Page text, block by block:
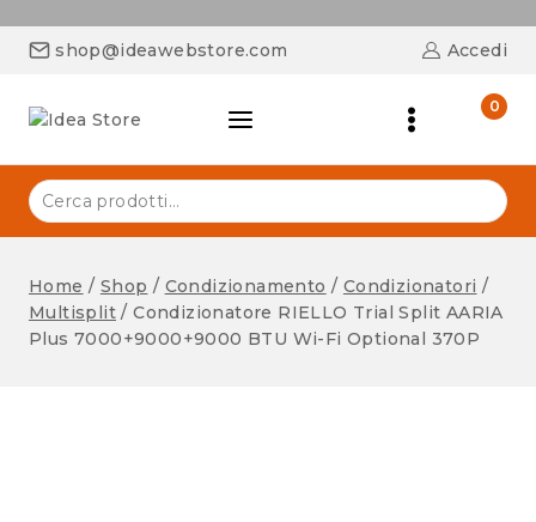
shop@ideawebstore.com Accedi
0
Home / Shop / Condizionamento / Condizionatori /
Multisplit / Condizionatore RIELLO Trial Split AARIA
Plus 7000+9000+9000 BTU Wi-Fi Optional 370P